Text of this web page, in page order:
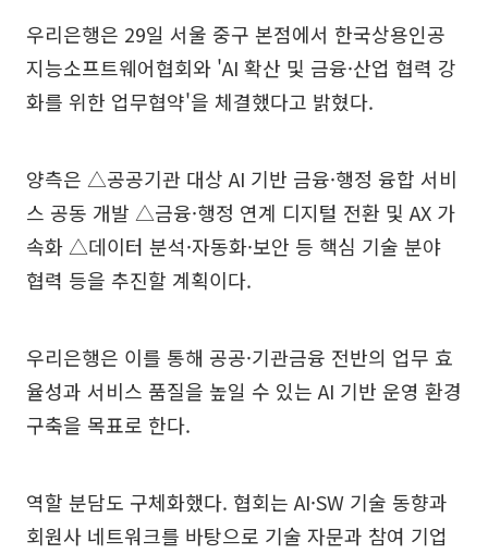
우리은행은 29일 서울 중구 본점에서 한국상용인공
지능소프트웨어협회와 'AI 확산 및 금융·산업 협력 강
화를 위한 업무협약'을 체결했다고 밝혔다.
양측은 △공공기관 대상 AI 기반 금융·행정 융합 서비
스 공동 개발 △금융·행정 연계 디지털 전환 및 AX 가
속화 △데이터 분석·자동화·보안 등 핵심 기술 분야
협력 등을 추진할 계획이다.
우리은행은 이를 통해 공공·기관금융 전반의 업무 효
율성과 서비스 품질을 높일 수 있는 AI 기반 운영 환경
구축을 목표로 한다.
역할 분담도 구체화했다. 협회는 AI·SW 기술 동향과
회원사 네트워크를 바탕으로 기술 자문과 참여 기업